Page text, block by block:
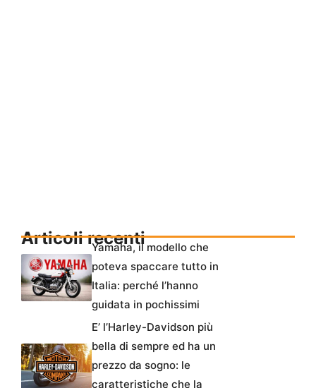
Articoli recentiYamaha, il modello che
poteva spaccare tutto in
Italia: perché l’hanno
guidata in pochissimi
E’ l’Harley-Davidson più
bella di sempre ed ha un
prezzo da sogno: le
caratteristiche che la